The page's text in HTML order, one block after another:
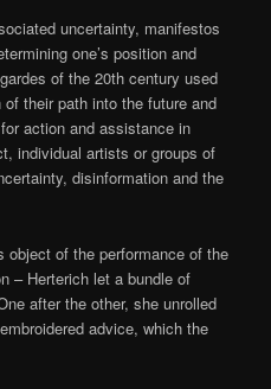
uncertainty, manifestos
one’s position and
of the 20th century used
their path into the future and
action and assistance in
individual artists or groups of
disinformation and the
object of the performance of the
– Herterich let a bundle of
after the other, she unrolled
advice, which the